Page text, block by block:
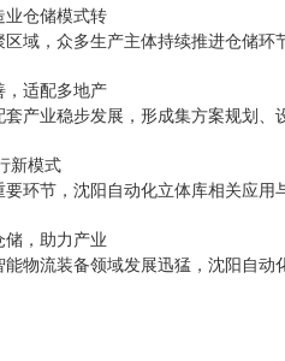
仓储模式转
域，众多生产主体持续推进仓储
适配多地产
产业稳步发展，形成集方案规划
新模式
环节，沈阳自动化立体库相关应
，助力产业
物流装备领域发展迅猛，沈阳自